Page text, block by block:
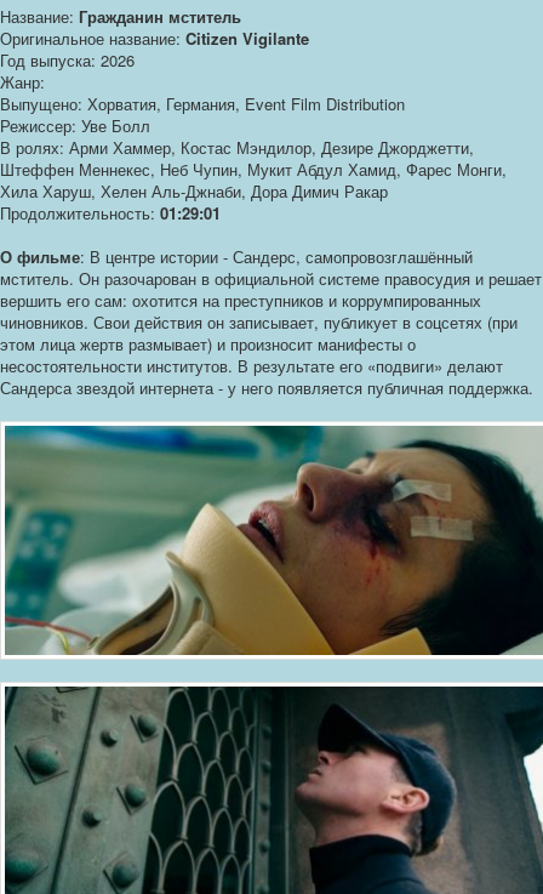
Название: Гражданин мститель
Оригинальное название: Citizen Vigilante
Год выпуска: 2026
Жанр:
Выпущено: Хорватия, Германия, Event Film Distribution
Режиссер: Уве Болл
В ролях: Арми Хаммер, Костас Мэндилор, Дезире Джорджетти,
Штеффен Меннекес, Неб Чупин, Мукит Абдул Хамид, Фарес Монги,
Хила Харуш, Хелен Аль-Джнаби, Дора Димич Ракар
Продолжительность: 01:29:01
О фильме: В центре истории - Сандерс, самопровозглашённый
мститель. Он разочарован в официальной системе правосудия и решает
вершить его сам: охотится на преступников и коррумпированных
чиновников. Свои действия он записывает, публикует в соцсетях (при
этом лица жертв размывает) и произносит манифесты о
несостоятельности институтов. В результате его «подвиги» делают
Сандерса звездой интернета - у него появляется публичная поддержка.